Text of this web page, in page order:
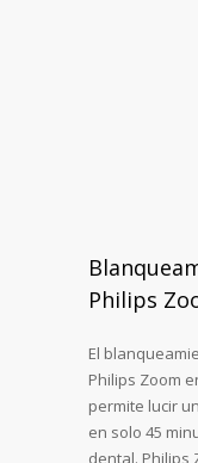
Philips
El
Philips Zoom
permite lucir
en solo 45
dental. Philips